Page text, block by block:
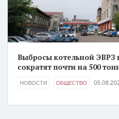
Выбросы котельной ЭВРЗ
сократят почти на 500
НОВОСТИ ОБЩЕСТВО